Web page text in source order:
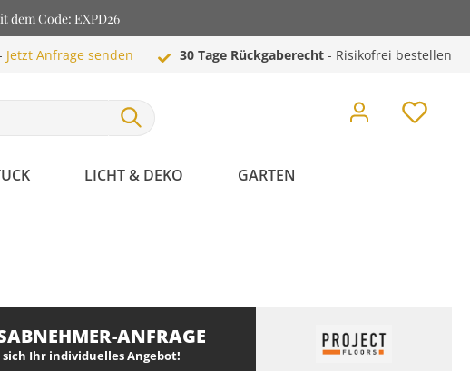
dem Code: EXPD26
Jetzt Anfrage senden 30 Tage Rückgaberecht- Risikofrei bestellen
LICHT & DEKO GARTEN
ANFRAGE
sich Ihr individuelles Angebot!